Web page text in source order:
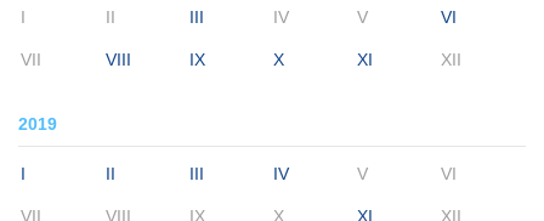
I II III IV V VI
VII VIII IX X XI XII
2019
I II III IV V VI
VII VIII IX X XI XII